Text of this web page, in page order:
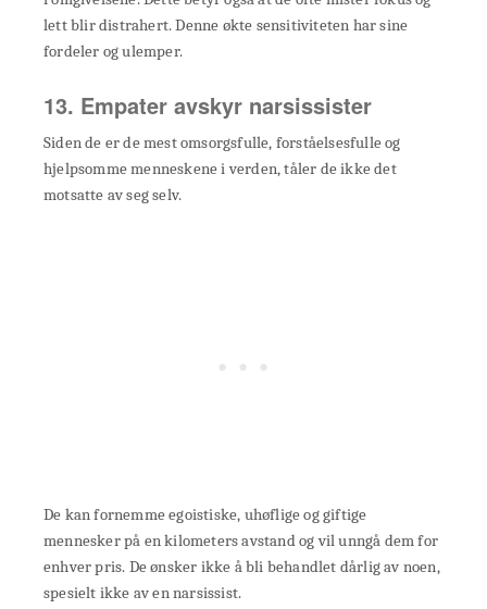
lett blir distrahert. Denne økte sensitiviteten har sine
fordeler og ulemper.
13. Empater avskyr narsissister
Siden de er de mest omsorgsfulle, forståelsesfulle og
hjelpsomme menneskene i verden, tåler de ikke det
motsatte av seg selv.
De kan fornemme egoistiske, uhøflige og giftige
mennesker på en kilometers avstand og vil unngå dem for
enhver pris. De ønsker ikke å bli behandlet dårlig av noen,
spesielt ikke av en narsissist.